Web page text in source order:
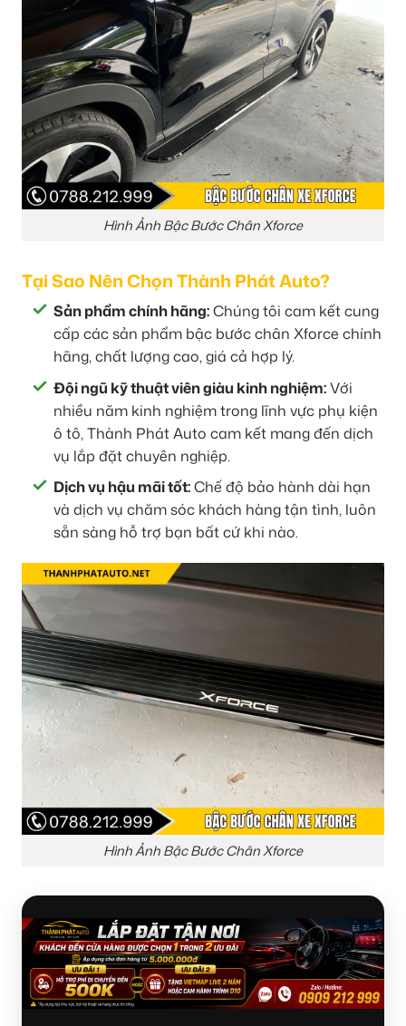
Hình Ảnh Bậc Bước Chân Xforce
Tại Sao Nên Chọn Thành Phát Auto?
Sản phẩm chính hãng:Chúng tôi cam kết cung
cấp các sản phẩm bậc bước chân Xforce chính
hãng, chất lượng cao, giá cả hợp lý.
Đội ngũ kỹ thuật viên giàu kinh nghiệm:Với
nhiều năm kinh nghiệm trong lĩnh vực phụ kiện
ô tô, Thành Phát Auto cam kết mang đến dịch
vụ lắp đặt chuyên nghiệp.
Dịch vụ hậu mãi tốt:Chế độ bảo hành dài hạn
và dịch vụ chăm sóc khách hàng tận tình, luôn
sẵn sàng hỗ trợ bạn bất cứ khi nào.
Hình Ảnh Bậc Bước Chân Xforce